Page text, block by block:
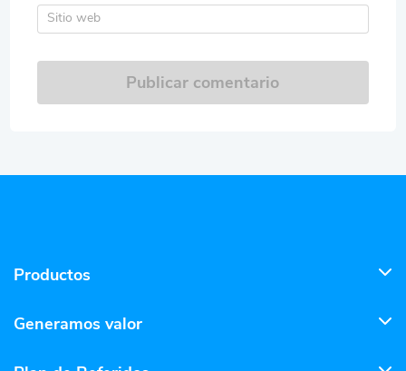
Sitio web
Publicar comentario
Productos
Generamos valor